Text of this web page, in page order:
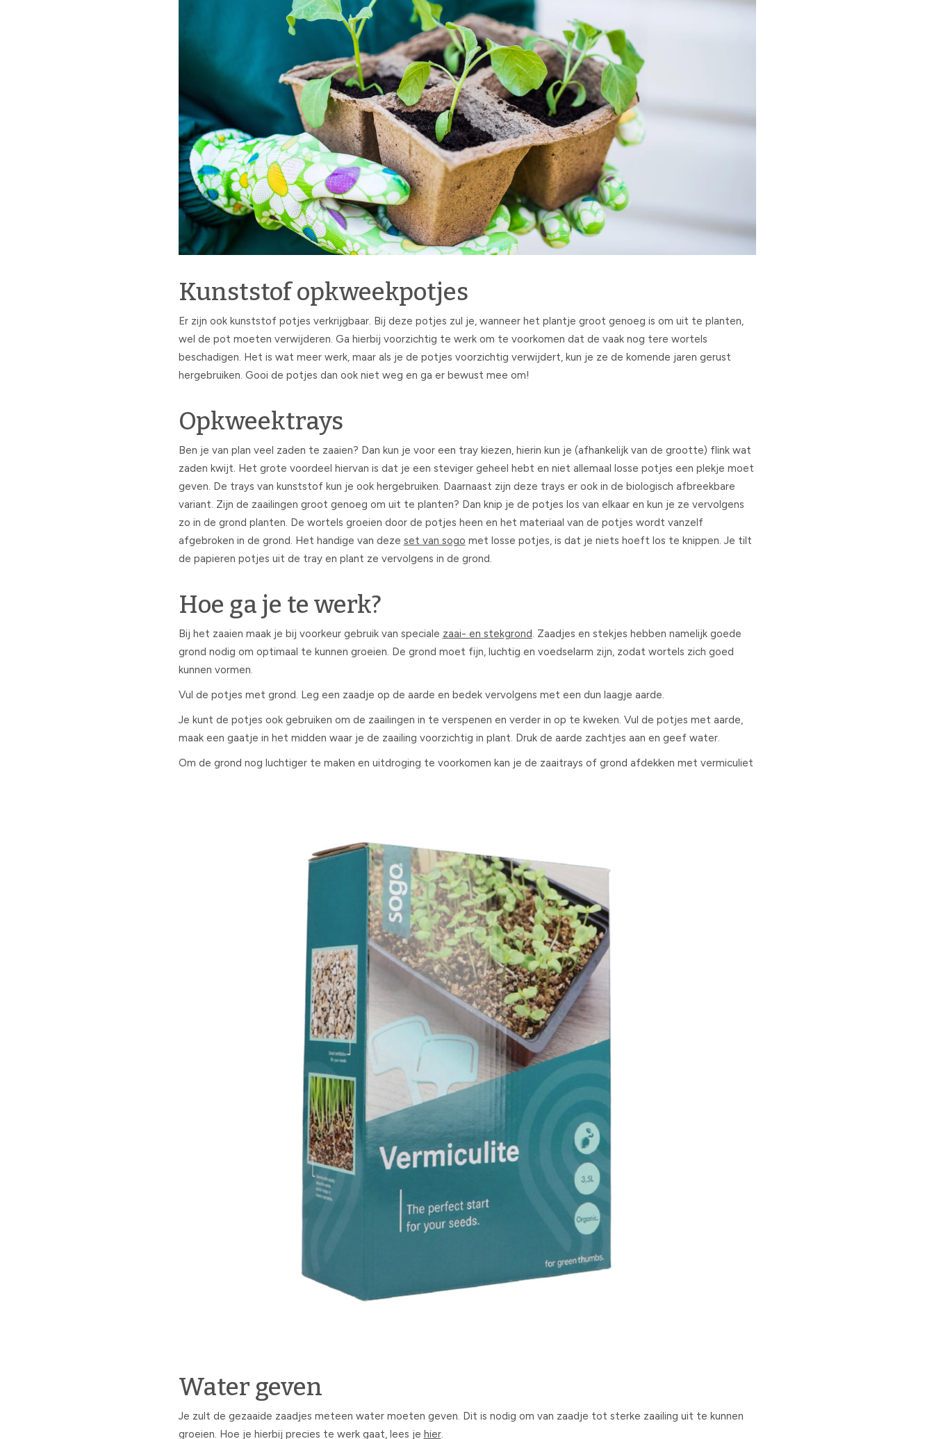
Kunststof opkweekpotjes
Er zijn ook kunststof potjes verkrijgbaar. Bij deze potjes zul je, wanneer het plantje groot genoeg is om uit te planten,
wel de pot moeten verwijderen. Ga hierbij voorzichtig te werk om te voorkomen dat de vaak nog tere wortels
beschadigen. Het is wat meer werk, maar als je de potjes voorzichtig verwijdert, kun je ze de komende jaren gerust
hergebruiken. Gooi de potjes dan ook niet weg en ga er bewust mee om!
Opkweektrays
Ben je van plan veel zaden te zaaien? Dan kun je voor een tray kiezen, hierin kun je (afhankelijk van de grootte) flink wat
zaden kwijt. Het grote voordeel hiervan is dat je een steviger geheel hebt en niet allemaal losse potjes een plekje moet
geven. De trays van kunststof kun je ook hergebruiken. Daarnaast zijn deze trays er ook in de biologisch afbreekbare
variant. Zijn de zaailingen groot genoeg om uit te planten? Dan knip je de potjes los van elkaar en kun je ze vervolgens
zo in de grond planten. De wortels groeien door de potjes heen en het materiaal van de potjes wordt vanzelf
afgebroken in de grond. Het handige van deze set van sogo met losse potjes, is dat je niets hoeft los te knippen. Je tilt
de papieren potjes uit de tray en plant ze vervolgens in de grond.
Hoe ga je te werk?
Bij het zaaien maak je bij voorkeur gebruik van speciale zaai- en stekgrond. Zaadjes en stekjes hebben namelijk goede
grond nodig om optimaal te kunnen groeien. De grond moet fijn, luchtig en voedselarm zijn, zodat wortels zich goed
kunnen vormen.
Vul de potjes met grond. Leg een zaadje op de aarde en bedek vervolgens met een dun laagje aarde.
Je kunt de potjes ook gebruiken om de zaailingen in te verspenen en verder in op te kweken. Vul de potjes met aarde,
maak een gaatje in het midden waar je de zaailing voorzichtig in plant. Druk de aarde zachtjes aan en geef water.
Om de grond nog luchtiger te maken en uitdroging te voorkomen kan je de zaaitrays of grond afdekken met vermiculiet
Water geven
Je zult de gezaaide zaadjes meteen water moeten geven. Dit is nodig om van zaadje tot sterke zaailing uit te kunnen
groeien. Hoe je hierbij precies te werk gaat, lees je hier.